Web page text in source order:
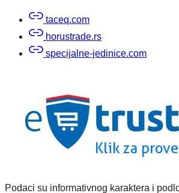
taceq.com
horustrade.rs
specijalne-jedinice.com
Podaci su informativnog karaktera i